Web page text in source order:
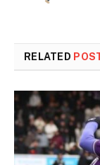
RELATED